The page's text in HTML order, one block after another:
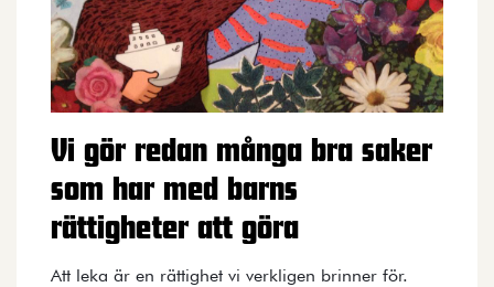
Vi gör redan många bra saker
som har med barns
rättigheter att göra
Att leka är en rättighet vi verkligen brinner för.